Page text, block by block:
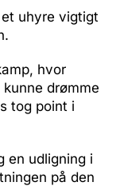
uhyre vigtigt
hvor
drømme
tog point i
en udligning i
på den